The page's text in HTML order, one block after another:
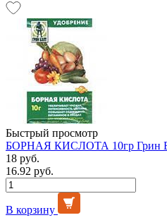
Быстрый просмотр
БОРНАЯ КИСЛОТА 10гр Грин
18 руб.
16.92 руб.
В корзину